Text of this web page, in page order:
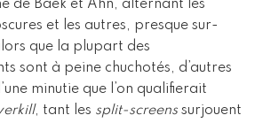
de Baek et Ahn, alternant les
et les autres, presque sur-
que la plupart des
sont à peine chuchotés, d’autres
minutie que l’on qualifierait
, tant les split-screens surjouent